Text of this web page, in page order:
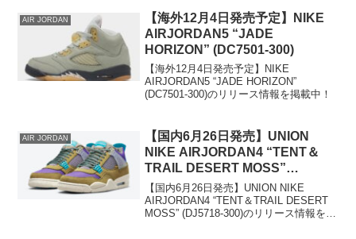
AIR JORDAN
【海外12月4日発売予定】NIKE
AIRJORDAN5 “JADE
HORIZON” (DC7501-300)
【海外12月4日発売予定】NIKE
AIRJORDAN5 “JADE HORIZON”
(DC7501-300)のリリース情報を掲載中！
AIR JORDAN
【国内6月26日発売】UNION
NIKE AIRJORDAN4 “TENT＆
TRAIL DESERT MOSS”
(DJ5718-300)
【国内6月26日発売】UNION NIKE
AIRJORDAN4 “TENT＆TRAIL DESERT
MOSS” (DJ5718-300)のリリース情報を掲